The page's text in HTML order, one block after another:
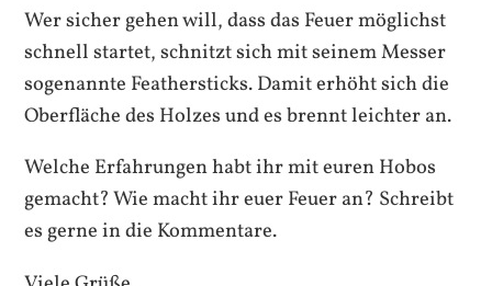
Wer sicher gehen will, dass das Feuer möglichst
schnell startet, schnitzt sich mit seinem Messer
sogenannte Feathersticks. Damit erhöht sich die
Oberfläche des Holzes und es brennt leichter an.
Welche Erfahrungen habt ihr mit euren Hobos
gemacht? Wie macht ihr euer Feuer an? Schreibt
es gerne in die Kommentare.